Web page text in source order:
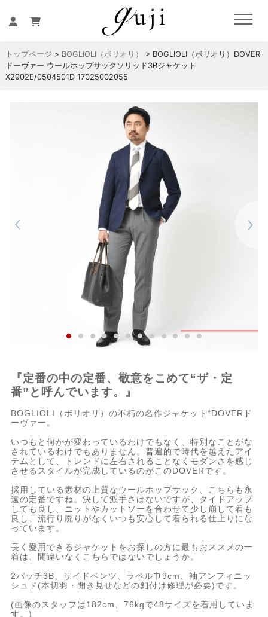
トップページ > BOGLIOLI（ボリオリ）
> BOGLIOLI（ボリオリ）DOVER
ドーヴァー ウールホップサックソリッド3Bジャケット
X2902E/0504501D 17025002055
『定番の中の定番、敬意をこめて“ザ・定
番”と呼んでいます。』
BOGLIOLI（ボリオリ）の不朽の名作ジャケット“DOVERド
ーヴァー。
いつもと何かが変わっているわけでもなく、特別なことがな
されているわけでもありません。普遍的で時代を越えたアイ
テムとして、トレンドに左右されることなくモダンさを感じ
させるスタイルが完成しているのがこのDOVERです。
採用している素材の上質なウールホップサック、こちらも永
遠の定番ですね。決して派手さはないですが、タイドアップ
しても良し、ニットやカットソーを合わせて少し崩して着も
良し、流行り廃りがなくいつも安心して着られる仕上りにな
っています。
長く愛用できるジャケットをお探しの方に最もおススメの一
着は、間違いなくこちらではないでしょうか。
2パッチ3B、サイドベンツ、ラペル巾9cm、袖アンフィニッ
シュド(本切羽・開き見せなどの釦付け修理が必要)です。
(画像のスタッフは182cm、76kgで48サイズを着用していま
す。)